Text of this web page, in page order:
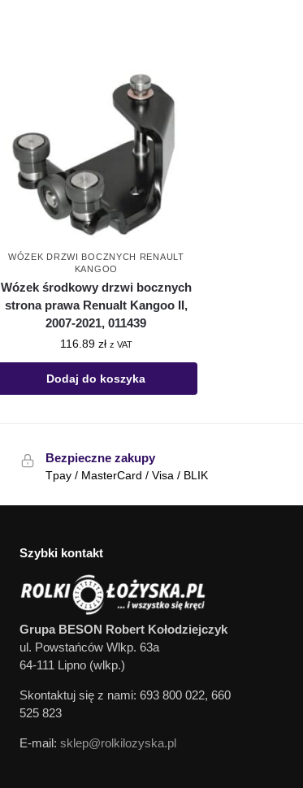
WÓZEK DRZWI BOCZNYCH RENAULT
KANGOO
Wózek środkowy drzwi bocznych
strona prawa Renualt Kangoo II,
2007-2021, 011439
116.89 zł z VAT
Dodaj do koszyka
Bezpieczne zakupy
Tpay / MasterCard / Visa / BLIK
Szybki kontakt
Grupa BESON Robert Kołodziejczyk
ul. Powstańców Wlkp. 63a
64-111 Lipno (wlkp.)
Skontaktuj się z nami: 693 800 022, 660
525 823
E-mail: sklep@rolkilozyska.pl